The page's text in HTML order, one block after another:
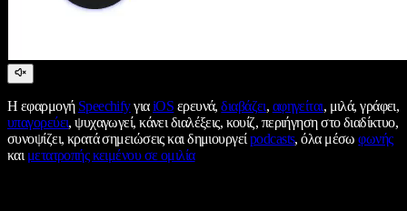
Η εφαρμογή SpeechifyγιαiOS ερευνά,διαβάζει, αφηγείται, μιλά, γράφει,
υπαγορεύει, ψυχαγωγεί, κάνει διαλέξεις, κουίζ, περιήγηση στο διαδίκτυο,
συνοψίζει, κρατά σημειώσεις και δημιουργείpodcasts, όλα μέσωφωνής
καιμετατροπής κειμένου σε ομιλία